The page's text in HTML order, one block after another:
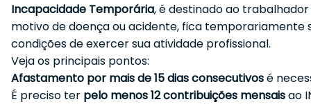
Incapacidade Temporária, é destinado ao
motivo de doença ou acidente, fica temporariamente
condições de exercer sua atividade profissional.
Veja os principais pontos:
Afastamento por mais de 15 dias consecutivosé
É preciso ter pelo menos 12 contribuições mensaisao